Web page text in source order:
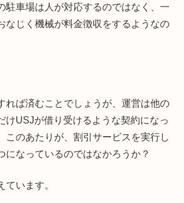
駐車場は人が対応するのではなく、一
なじく機械が料金徴収をするようなの
れば済むことでしょうが、運営は他の
けUSJが借り受けるような契約になっ
このあたりが、割引サービスを実行し
になっているのではなかろうか？
ています。